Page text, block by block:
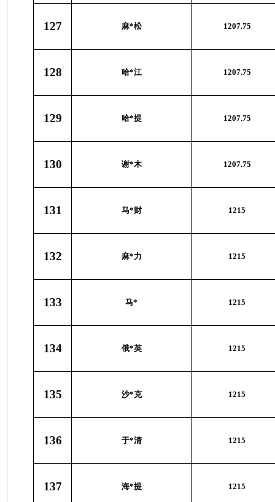
127 麻*松 1207.75
128 哈*江 1207.75
129 哈*提 1207.75
130 谢*木 1207.75
131 马*财 1215
132 麻*力 1215
133 马* 1215
134 俄*英 1215
135 沙*克 1215
136 于*清 1215
137 海*提 1215